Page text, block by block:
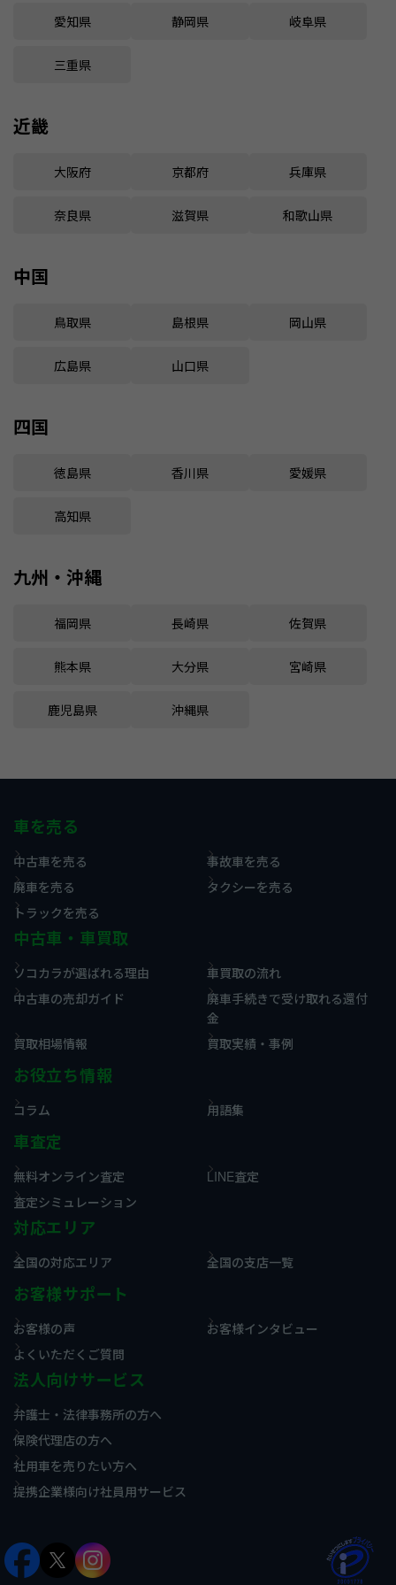
愛知県 静岡県 岐阜県
三重県
近畿
大阪府 京都府 兵庫県
奈良県 滋賀県 和歌山県
中国
鳥取県 島根県 岡山県
広島県 山口県
四国
徳島県 香川県 愛媛県
高知県
九州・沖縄
福岡県 長崎県 佐賀県
熊本県 大分県 宮崎県
鹿児島県 沖縄県
車を売る
中古車を売る
事故車を売る
廃車を売る
タクシーを売る
トラックを売る
中古車・車買取
ソコカラが選ばれる理由
車買取の流れ
中古車の売却ガイド
廃車手続きで受け取れる還付
金
買取相場情報
買取実績・事例
お役立ち情報
コラム 用語集
車査定
無料オンライン査定
LINE査定
査定シミュレーション
対応エリア
全国の対応エリア 全国の支店一覧
お客様サポート
お客様の声
お客様インタビュー
よくいただくご質問
法人向けサービス
弁護士・法律事務所の方へ
保険代理店の方へ
社用車を売りたい方へ
提携企業様向け社員用サービス